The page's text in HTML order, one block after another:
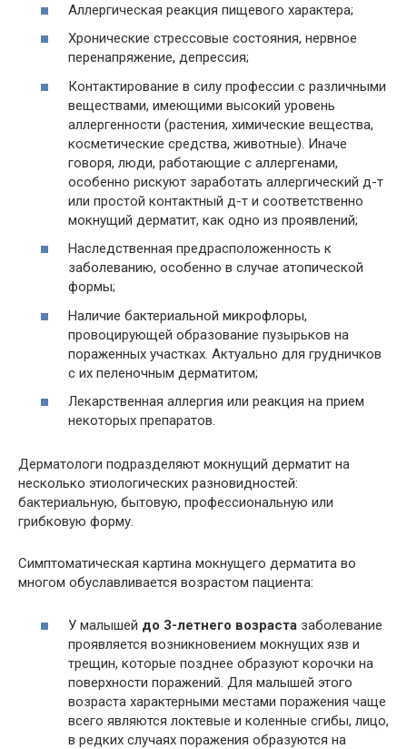
Аллергическая реакция пищевого характера;
Хронические стрессовые состояния, нервное
перенапряжение, депрессия;
Контактирование в силу профессии с различными
веществами, имеющими высокий уровень
аллергенности (растения, химические вещества,
косметические средства, животные). Иначе
говоря, люди, работающие с аллергенами,
особенно рискуют заработать аллергический д-т
или простой контактный д-т и соответственно
мокнущий дерматит, как одно из проявлений;
Наследственная предрасположенность к
заболеванию, особенно в случае атопической
формы;
Наличие бактериальной микрофлоры,
провоцирующей образование пузырьков на
пораженных участках. Актуально для грудничков
с их пеленочным дерматитом;
Лекарственная аллергия или реакция на прием
некоторых препаратов.
Дерматологи подразделяют мокнущий дерматит на
несколько этиологических разновидностей:
бактериальную, бытовую, профессиональную или
грибковую форму.
Симптоматическая картина мокнущего дерматита во
многом обуславливается возрастом пациента:
У малышей до 3-летнего возраста заболевание
проявляется возникновением мокнущих язв и
трещин, которые позднее образуют корочки на
поверхности поражений. Для малышей этого
возраста характерными местами поражения чаще
всего являются локтевые и коленные сгибы, лицо,
в редких случаях поражения образуются на